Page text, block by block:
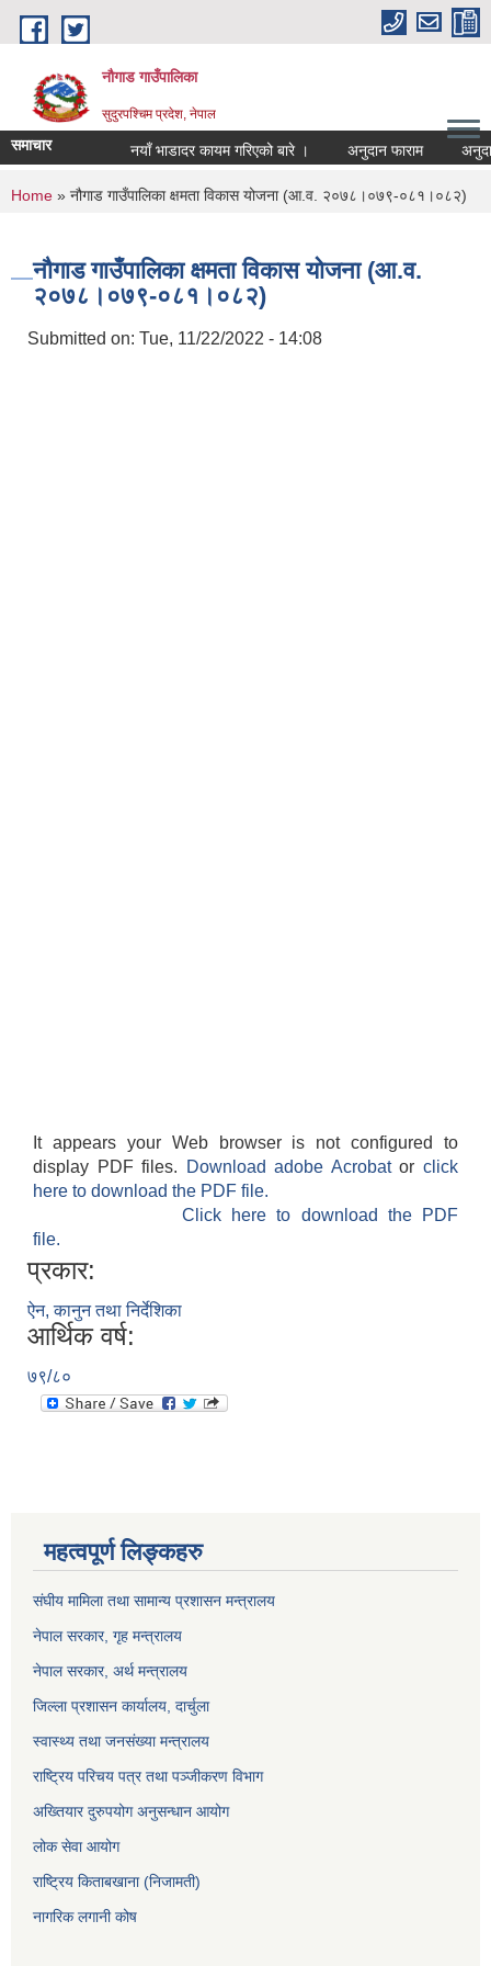
Skip to main content
नौगाड गाउँपालिका
सुदुरपश्चिम प्रदेश, नेपाल
समाचार नयाँ भाडादर कायम गरिएको बारे । अनुदान फाराम अनुदान
You are here
Home » नौगाड गाउँपालिका क्षमता विकास योजना (आ.व. २०७८।०७९-०८१।०८२)
नौगाड गाउँपालिका क्षमता विकास योजना (आ.व.
२०७८।०७९-०८१।०८२)
Submitted on: Tue, 11/22/2022 - 14:08
It appears your Web browser is not configured to
display PDF files.
Download adobe Acrobatorclick
here to download the PDF file.
Click here to download the PDF
file.
प्रकार:
ऐन, कानुन तथा निर्देशिका
आर्थिक वर्ष:
७९/८०
महत्वपूर्ण लिङ्कहरु
संघीय मामिला तथा सामान्य प्रशासन मन्त्रालय
नेपाल सरकार, गृह मन्त्रालय
नेपाल सरकार, अर्थ मन्त्रालय
जिल्ला प्रशासन कार्यालय, दार्चुला
स्वास्थ्य तथा जनसंख्या मन्त्रालय
राष्ट्रिय परिचय पत्र तथा पञ्जीकरण विभाग
अख्तियार दुरुपयोग अनुसन्धान आयोग
लोक सेवा आयोग
राष्ट्रिय किताबखाना (निजामती)
नागरिक लगानी कोष